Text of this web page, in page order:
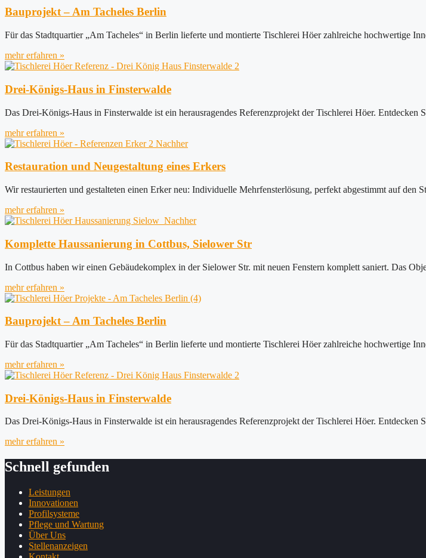
Bauprojekt – Am Tacheles Berlin
Für das Stadtquartier „Am Tacheles“ in Berlin lieferte und montierte Tischlerei Höer zahlreiche hochwertige
mehr erfahren »
Drei-Königs-Haus in Finsterwalde
Das Drei-Königs-Haus in Finsterwalde ist ein herausragendes Referenzprojekt der Tischlerei Höer. Entdecken
mehr erfahren »
Restauration und Neugestaltung eines Erkers
Wir restaurierten und gestalteten einen Erker neu: Individuelle Mehrfensterlösung, perfekt abgestimmt auf den
mehr erfahren »
Komplette Haussanierung in Cottbus, Sielower Str
In Cottbus haben wir einen Gebäudekomplex in der Sielower Str. mit neuen Fenstern komplett saniert. Das
mehr erfahren »
Bauprojekt – Am Tacheles Berlin
Für das Stadtquartier „Am Tacheles“ in Berlin lieferte und montierte Tischlerei Höer zahlreiche hochwertige
mehr erfahren »
Drei-Königs-Haus in Finsterwalde
Das Drei-Königs-Haus in Finsterwalde ist ein herausragendes Referenzprojekt der Tischlerei Höer. Entdecken
mehr erfahren »
Schnell gefunden
Leistungen
Innovationen
Profilsysteme
Pflege und Wartung
Über Uns
Stellenanzeigen